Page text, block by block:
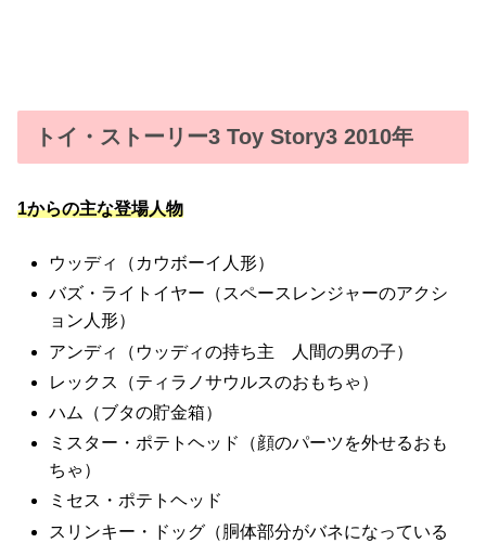
トイ・ストーリー3 Toy Story3 2010年
1からの主な登場人物
ウッディ（カウボーイ人形）
バズ・ライトイヤー（スペースレンジャーのアクシ
ョン人形）
アンディ（ウッディの持ち主 人間の男の子）
レックス（ティラノサウルスのおもちゃ）
ハム（ブタの貯金箱）
ミスター・ポテトヘッド（顔のパーツを外せるおも
ちゃ）
ミセス・ポテトヘッド
スリンキー・ドッグ（胴体部分がバネになっている